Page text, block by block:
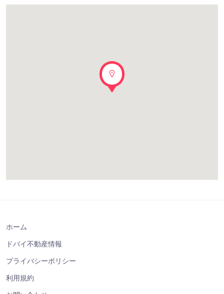
ホーム
ドバイ不動産情報
プライバシーポリシー
利用規約